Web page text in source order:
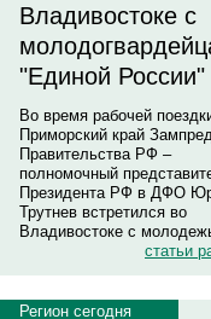
Владивостоке с
"Единой России"
Во время рабочей
Приморский край
Правительства РФ –
полномочный
Президента РФ в ДФО
Трутнев встретился во
Владивостоке с
статьи
Регион сегодня